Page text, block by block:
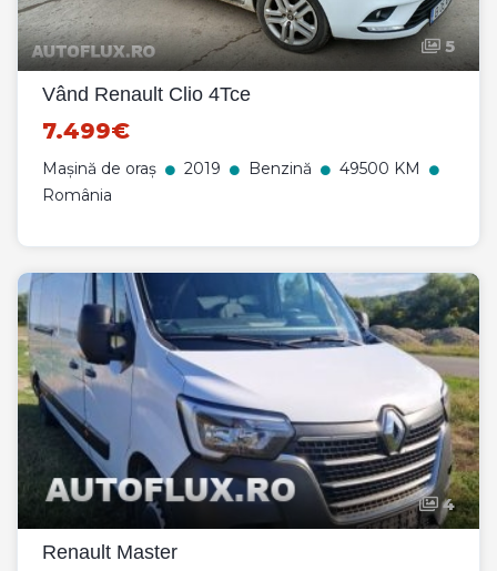
5
Vând Renault Clio 4Tce
7.499€
Mașină de oraș 2019 Benzină
49500 KM
România
4
Renault Master